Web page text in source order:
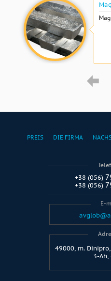
PREIS DIE FIRMA
+38 (056)
+38 (056)
E-
49000, m.
3-Ah,